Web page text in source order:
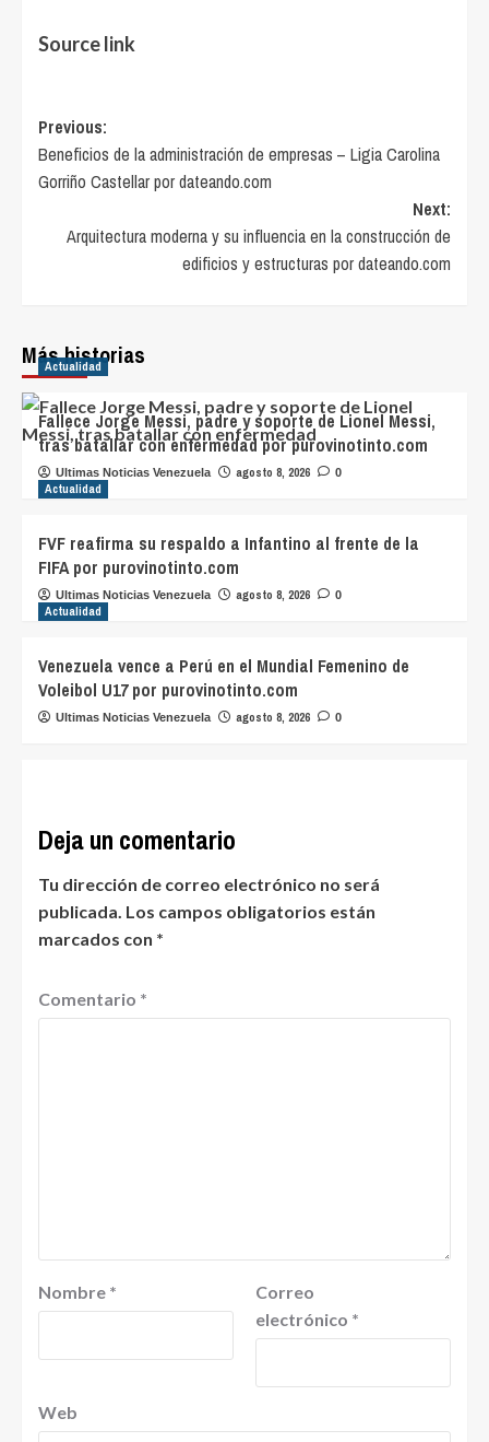
Source link
Post
navigation
Previous:
Beneficios de la administración de empresas – Ligia Carolina
Gorriño Castellar por dateando.com
Next:
Arquitectura moderna y su influencia en la construcción de
edificios y estructuras por dateando.com
Más historias
Actualidad
Fallece Jorge Messi, padre y soporte de Lionel Messi,
tras batallar con enfermedad por purovinotinto.com
Ultimas Noticias Venezuela agosto 8, 2026 0
Actualidad
FVF reafirma su respaldo a Infantino al frente de la
FIFA por purovinotinto.com
Ultimas Noticias Venezuela agosto 8, 2026 0
Actualidad
Venezuela vence a Perú en el Mundial Femenino de
Voleibol U17 por purovinotinto.com
Ultimas Noticias Venezuela agosto 8, 2026 0
Deja un comentario
Tu dirección de correo electrónico no será
publicada. Los campos obligatorios están
marcados con *
Comentario *
Nombre *
Correo
electrónico *
Web